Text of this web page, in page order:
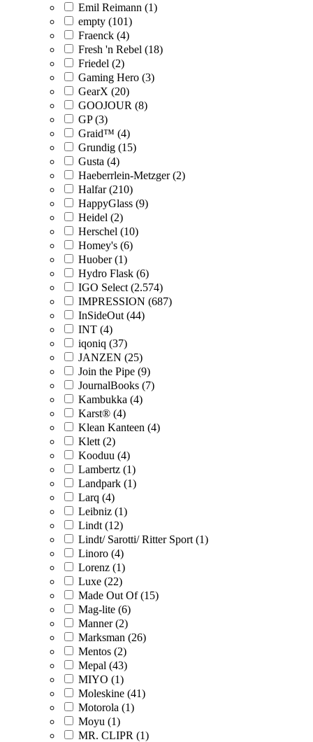
Emil Reimann (1)
empty (101)
Fraenck (4)
Fresh 'n Rebel (18)
Friedel (2)
Gaming Hero (3)
GearX (20)
GOOJOUR (8)
GP (3)
Graid™ (4)
Grundig (15)
Gusta (4)
Haeberrlein-Metzger (2)
Halfar (210)
HappyGlass (9)
Heidel (2)
Herschel (10)
Homey's (6)
Huober (1)
Hydro Flask (6)
IGO Select (2.574)
IMPRESSION (687)
InSideOut (44)
INT (4)
iqoniq (37)
JANZEN (25)
Join the Pipe (9)
JournalBooks (7)
Kambukka (4)
Karst® (4)
Klean Kanteen (4)
Klett (2)
Kooduu (4)
Lambertz (1)
Landpark (1)
Larq (4)
Leibniz (1)
Lindt (12)
Lindt/ Sarotti/ Ritter Sport (1)
Linoro (4)
Lorenz (1)
Luxe (22)
Made Out Of (15)
Mag-lite (6)
Manner (2)
Marksman (26)
Mentos (2)
Mepal (43)
MIYO (1)
Moleskine (41)
Motorola (1)
Moyu (1)
MR. CLIPR (1)